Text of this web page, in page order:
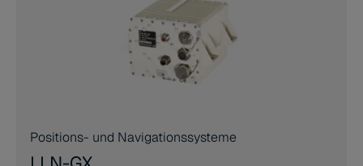
Positions- und Navigationssysteme